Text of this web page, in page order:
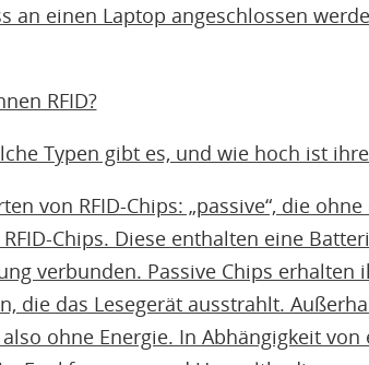
an einen Laptop angeschlossen
RFID?
Typen gibt es, und wie hoch ist
von RFID-Chips: „passive“, die
RFID-Chips. Diese enthalten eine
verbunden. Passive Chips
die das Lesegerät ausstrahlt.
ohne Energie. In Abhängigkeit